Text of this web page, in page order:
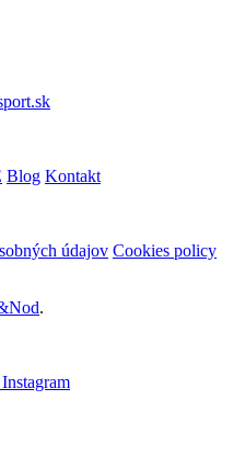
Blog Kontakt
údajov Cookies policy
.